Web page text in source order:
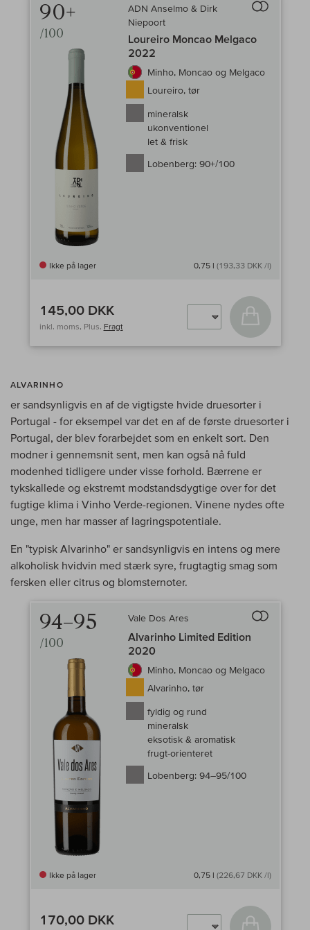
90+
/100
ADN Anselmo & Dirk
Niepoort
Loureiro Moncao Melgaco
2022
Minho, Moncao og Melgaco
Loureiro, tør
mineralsk
ukonventionel
let & frisk
Lobenberg: 90+/100
Ikke på lager 0,75 l (193,33 DKK /l)
145,00 DKK
inkl. moms, Plus. Fragt
Læg i kurv
ALVARINHO
er sandsynligvis en af de vigtigste hvide druesorter i
Portugal - for eksempel var det en af de første druesorter i
Portugal, der blev forarbejdet som en enkelt sort. Den
modner i gennemsnit sent, men kan også nå fuld
modenhed tidligere under visse forhold. Bærrene er
tykskallede og ekstremt modstandsdygtige over for det
fugtige klima i Vinho Verde-regionen. Vinene nydes ofte
unge, men har masser af lagringspotentiale.
En "typisk Alvarinho" er sandsynligvis en intens og mere
alkoholisk hvidvin med stærk syre, frugtagtig smag som
fersken eller citrus og blomsternoter.
94–95
/100
Vale Dos Ares
Alvarinho Limited Edition
2020
Minho, Moncao og Melgaco
Alvarinho, tør
fyldig og rund
mineralsk
eksotisk & aromatisk
frugt-orienteret
Lobenberg: 94–95/100
Ikke på lager 0,75 l (226,67 DKK /l)
170,00 DKK Læg i kurv